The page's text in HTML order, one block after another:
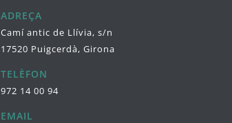
ADREÇA
Camí antic de Llívia, s/n
17520 Puigcerdà, Girona
TELÈFON
972 14 00 94
EMAIL